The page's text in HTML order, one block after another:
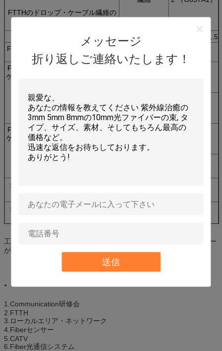
メッセージ
折り返しご連絡いたします！
送信
FTTHのドロップ・ケーブル繊維の
ステンレス鋼の管 nm
Nom。Ø2.1/1.5
FTTHのドロップ・ケーブル ケーブ
ルの直径
FTTHのドロップ・
ケーブルの引張強さ
FTTHのドロップ・
ケーブルの引張強さ
長期 N 2000年
クラッシュの抵抗
クラッシュの抵抗 静的 nm
ドロップ・ケーブルの実用温度
工場価格下落ケーブルFTTHの平らな低下SC/APC/UPCのコネクター
が付いている光ファイバー ケーブルのパッチ・コード
。適用
1.Communication研修会
2.FTTH
3.ローカルエリア・ネットワーク
4.Fiberセンサー
5.CATV
6.Fiber光通信システム